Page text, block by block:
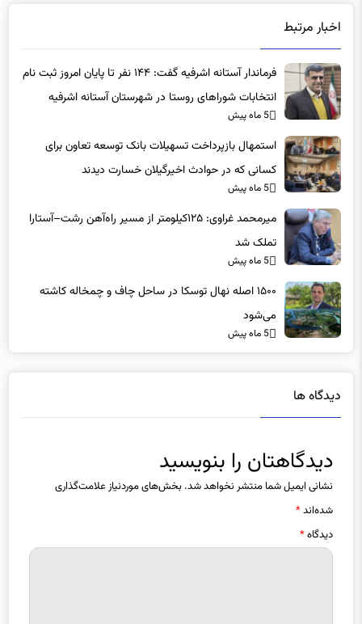
اخبار مرتبط
فرماندار آستانه اشرفیه گفت: ۱۴۴ نفر تا پایان امروز ثبت نام
انتخابات شوراهای روستا در شهرستان آستانه اشرفیه
داوطلب شده اند
5 ماه پیش
استمهال بازپرداخت تسهیلات بانک توسعه تعاون برای
کسانی که در حوادث اخیرگیلان خسارت دیدند
5 ماه پیش
میرمحمد غراوی: ۱۲۵کیلومتر از مسیر راه‌آهن رشت–آستارا
تملک شد
5 ماه پیش
۱۵۰۰ اصله نهال توسکا در ساحل چاف و چمخاله کاشته
می‌شود
5 ماه پیش
دیدگاه ها
دیدگاهتان را بنویسید
نشانی ایمیل شما منتشر نخواهد شد. بخش‌های موردنیاز علامت‌گذاری
شده‌اند*
دیدگاه*